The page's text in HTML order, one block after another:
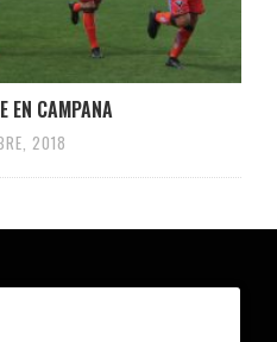
EN CAMPANA
2018